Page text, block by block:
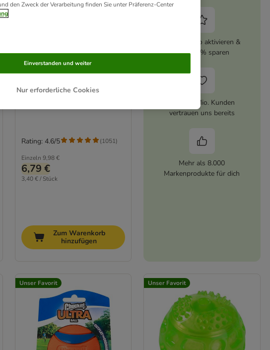
Chuckit! Ultra Ball
Sparset: 2 Stück, ca. Ø 6,5 cm (M)
Einzeln 9,98 €
6,79 €
3,40 € / Stück
Rating: 4.6/5 (1051)
Zum Warenkorb
hinzufügen
zooplus Abo aktivieren &
immer 5% sparen
Über 10 Mio. Kunden
vertrauen uns bereits
Mehr als 8.000
Markenprodukte für dich
Unser Favorit Unser Favorit
den Zweck der Verarbeitung finden Sie unter Präferenz-Center
Nur erforderliche Cookies
Einverstanden und weiter